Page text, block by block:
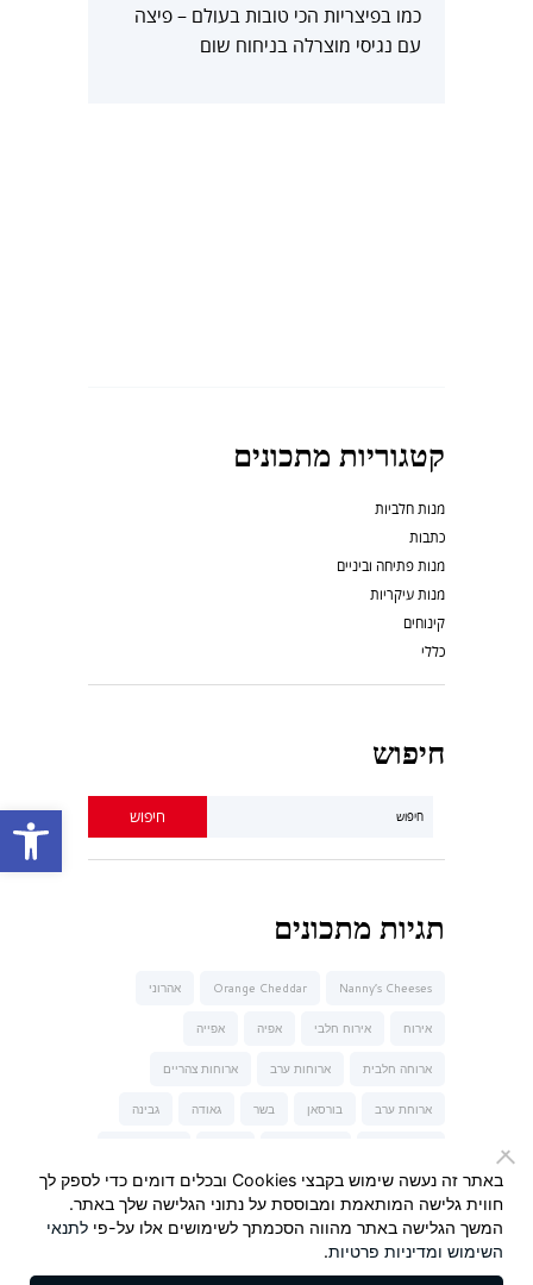
פתח סרגל נגישות
כמו בפיצריות הכי טובות בעולם – פיצה
עם נגיסי מוצרלה בניחוח שום
קטגוריות מתכונים
מנות חלביות
כתבות
מנות פתיחה וביניים
מנות עיקריות
קינוחים
כללי
חיפוש
תגיות מתכונים
Nanny’s Cheeses
Orange Cheddar אהרוני
אירוח אירוח חלבי אפיה אפייה
ארוחה חלבית ארוחות ערב ארוחות צהריים
ארוחת ערב בורסאן בשר גאודה גבינה
גבינת טברנה גבינת עיזים הגבינות של נני
המבורגר חלבי חלומי חרדל חרדל Maille
באתר זה נעשה שימוש בקבצי Cookies ובכלים דומים כדי לספק לך
חווית גלישה המותאמת ומבוססת על נתוני הגלישה שלך באתר.
המשך הגלישה באתר מהווה הסכמתך לשימושים אלו על-פי לתנאי
השימוש ומדיניות פרטיות.